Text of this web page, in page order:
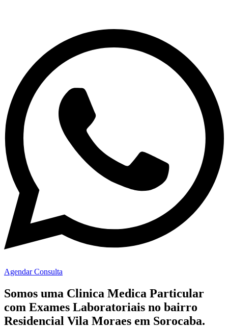
Agendar Consulta
Somos uma Clinica Medica Particular
com Exames Laboratoriais no bairro
Residencial Vila Moraes em Sorocaba.